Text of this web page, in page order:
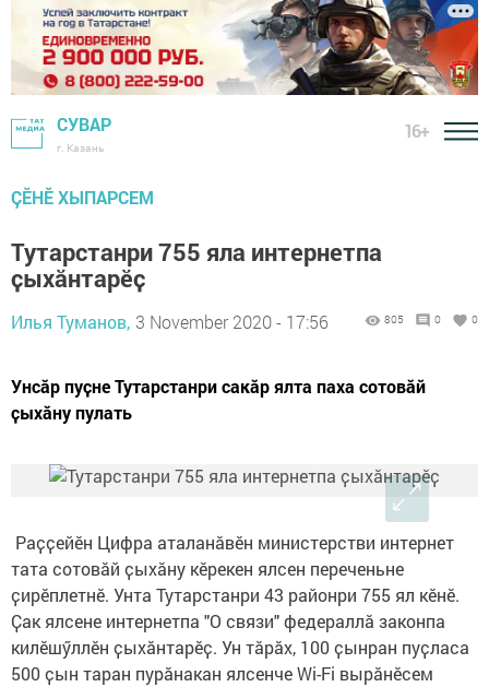
СУВАР
г. Казань
16+
ÇӖНӖ ХЫПАРСЕМ
Тутарстанри 755 яла интернетпа
ҫыхӑнтарӗҫ
Илья Туманов, 3 November 2020 - 17:56 805 0 0
Унсӑр пуҫне Тутарстанри сакӑр ялта паха сотовӑй
ҫыхӑну пулать
Раҫҫейӗн Цифра аталанӑвӗн министерстви интернет
тата сотовӑй ҫыхӑну кӗрекен ялсен переченьне
ҫирӗплетнӗ. Унта Тутарстанри 43 районри 755 ял кӗнӗ.
Ҫак ялсене интернетпа "О связи" федераллӑ законпа
килӗшӳллӗн ҫыхӑнтарӗҫ. Ун тӑрӑх, 100 ҫынран пуҫласа
500 ҫын таран пурӑнакан ялсенче Wi-Fi вырӑнӗсем